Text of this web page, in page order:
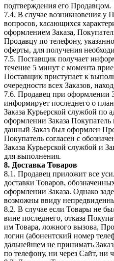
подтверждения его Продавцом.
7.4. В случае возникновения у
вопросов, касающихся
оформлением Заказа,
Продавцу по телефону,
оферты, для получения
7.5. Поставщик получает
течение 5 минут с момента
Поставщик приступает к
очередности всех Заказов,
7.6. Продавец при оформлении
информирует последнего о
Заказа Курьерской службой по
оформлении Заказа Покупатель
данный Заказ был оформлен
Покупатель согласен с
Заказа Курьерской службой и
для выполнения.
8. Доставка Товаров
8.1. Продавец приложит все
доставки Товаров,
оформлении Заказа. Однако
возможны ввиду
8.2. В случае если Товары не
вине последнего, отказа
им Товара, ложного вызова,
логин (абонентский номер
дальнейшем не принимать
по телефону, ни через Сайт, ни